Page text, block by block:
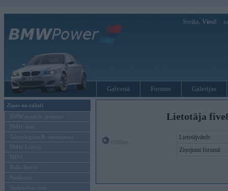
Sveiks, Viesi!
Galvenā Forums Galerijas
Ziņas un raksti
BMW modeļu jaunumi
BMW testi
Tehnoloģijas & sasniegumi
BMW Latvijā
MINI
Rolls-Royce
Pasākumi
Vadāmības tests
Lietotāja
Lietotājvārds:
Ziņojumi forumā: